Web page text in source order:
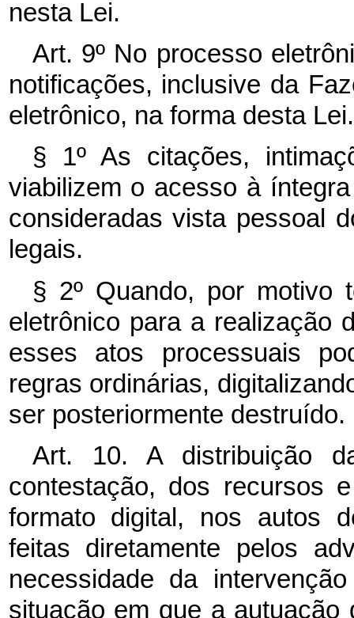
nesta Lei.
Art. 9º No processo
notificações, inclusive da
eletrônico, na forma desta Lei.
§ 1º As citações,
viabilizem o acesso à
consideradas vista pessoal
legais.
§ 2º Quando, por motivo
eletrônico para a realização
esses atos processuais
regras ordinárias,
ser posteriormente destruído.
Art. 10. A distribuição
contestação, dos recursos
formato digital, nos autos
feitas diretamente pelos
necessidade da
situação em que a